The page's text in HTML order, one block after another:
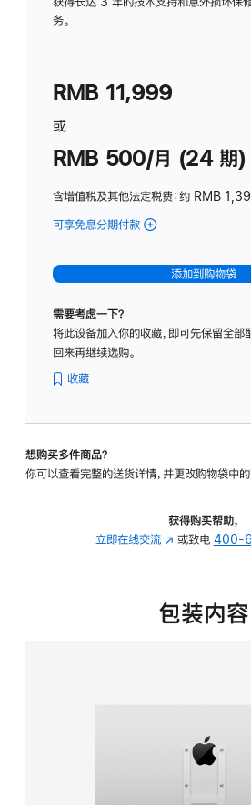
务。
RMB 11,999
或
RMB 500/月 (24 期)
含增值税及其他法定税费：约 RMB
可享免息分期付款 (Studio
-
标
璃
转
的
添加到购物袋
需要考虑一下？
将此设备加入你的收藏，即可先保留全部
回来再继续选购。
收藏
想购买多件商品？
你可以查看完整的送货详情，并更改购物袋中的
获得购买帮助，
立即在线交流 (在
中
或致电 400-
包装内容